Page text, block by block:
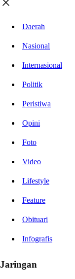
Daerah
Nasional
Internasional
Politik
Peristiwa
Opini
Foto
Video
Lifestyle
Feature
Obituari
Infografis
Jaringan